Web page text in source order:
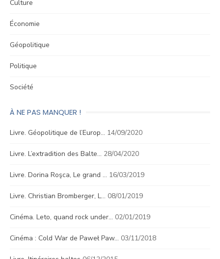
Culture
Économie
Géopolitique
Politique
Société
À NE PAS MANQUER !
Livre. Géopolitique de l’Europ… 14/09/2020
Livre. L’extradition des Balte… 28/04/2020
Livre. Dorina Roşca, Le grand … 16/03/2019
Livre. Christian Bromberger, L… 08/01/2019
Cinéma. Leto, quand rock under… 02/01/2019
Cinéma : Cold War de Paweł Paw… 03/11/2018